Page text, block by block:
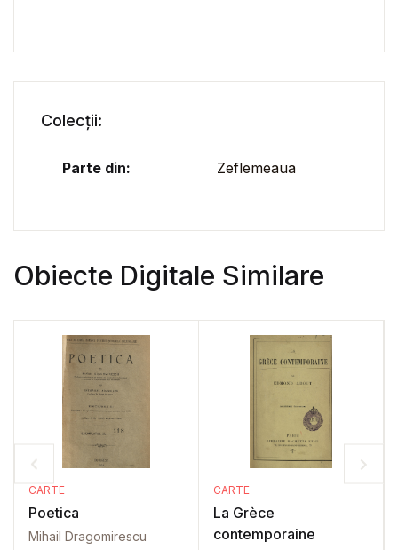
Colecții:
Parte din: Zeflemeaua
Obiecte Digitale Similare
CARTE
Poetica
Mihail Dragomirescu
CARTE
La Grèce
contemporaine